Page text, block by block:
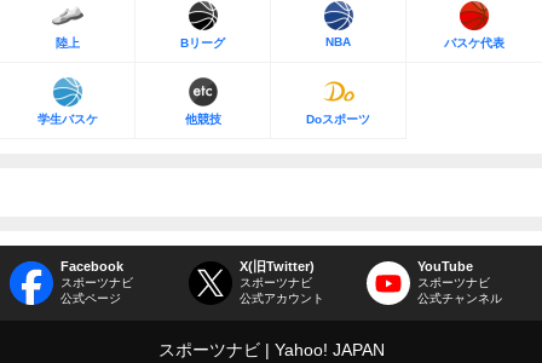
陸上 Bリーグ NBA バスケ代表
学生バスケ 他競技 Doスポーツ
Facebook
スポーツナビ
公式ページ
X(旧Twitter)
スポーツナビ
公式アカウント
YouTube
スポーツナビ
公式チャンネル
スポーツナビ Yahoo! JAPAN